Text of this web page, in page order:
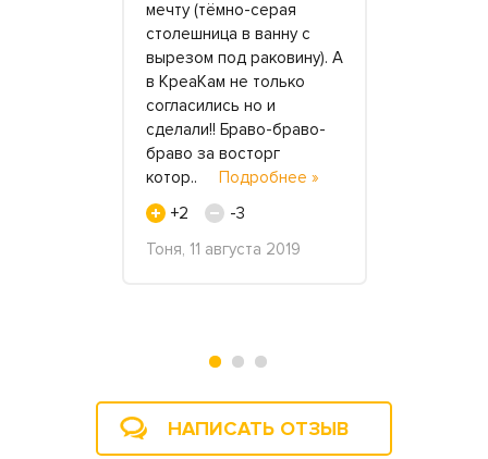
мечту (тёмно-серая
столешница в ванну с
вырезом под раковину). А
в КреаКам не только
согласились но и
сделали!! Браво-браво-
браво за восторг
котор.. Подробнее »
+2
-3
Тоня, 11 августа 2019
НАПИСАТЬ ОТЗЫВ